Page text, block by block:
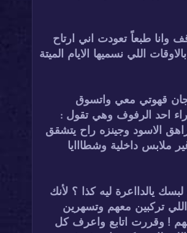
وانا طبعاً تعودت اني ارتاح
اللي نسميها الايام الميتة
قهوتي معي واتسوق
احد الرفوف وهي تقول :
الاسود وجينزه راح يتشقق
ملابس داخلية وشطااايا
يالدااعرة ليه كذا ؟ لأنك
تركبين معهم وتسهرين
! وقررت اتابع واعرف كل